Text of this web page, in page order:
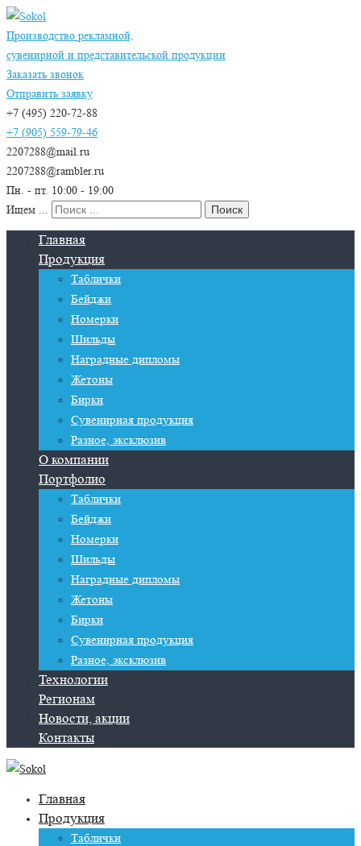
Производство рекламной,
сувенирной и представительской продукции
Заказать звонок
Отправить заявку
+7 (495) 220-72-88
+7 (905) 559-79-46
2207288@mail.ru
2207288@rambler.ru
Пн. - пт. 10:00 - 19:00
Ищем ...
Главная
Продукция
Таблички
Бейджи
Номерки
Шильды
Наградные дипломы
Жетоны
Бирки
Сувенирная продукция
Разное, эксклюзив
О компании
Портфолио
Таблички
Бейджи
Номерки
Шильды
Наградные дипломы
Жетоны
Бирки
Сувенирная продукция
Разное, эксклюзив
Технологии
Регионам
Новости, акции
Контакты
Главная
Продукция
Таблички